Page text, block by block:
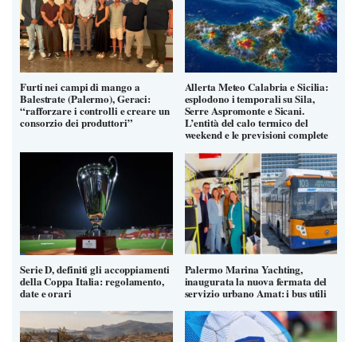
Furti nei campi di mango a
Balestrate (Palermo), Geraci:
“rafforzare i controlli e creare un
consorzio dei produttori”
Allerta Meteo Calabria e Sicilia:
esplodono i temporali su Sila,
Serre Aspromonte e Sicani.
L’entità del calo termico del
weekend e le previsioni complete
Serie D, definiti gli accoppiamenti
della Coppa Italia: regolamento,
date e orari
Palermo Marina Yachting,
inaugurata la nuova fermata del
servizio urbano Amat: i bus utili